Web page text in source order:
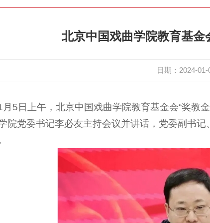
北京中国戏曲学院教育基金
日期：2024-01-
月5日上午，北京中国戏曲学院教育基金会“奖教
院党委书记李必友主持会议并讲话，党委副书